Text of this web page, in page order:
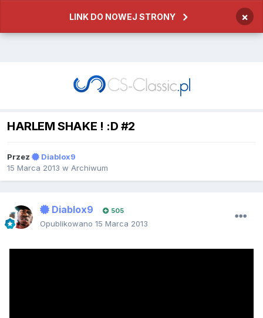
LINK DO NOWEJ STRONY ×
HARLEM SHAKE ! :D #2
Przez
Diablox9
15 Marca 2013 w Archiwum
Diablox9 505
Opublikowano 15 Marca 2013